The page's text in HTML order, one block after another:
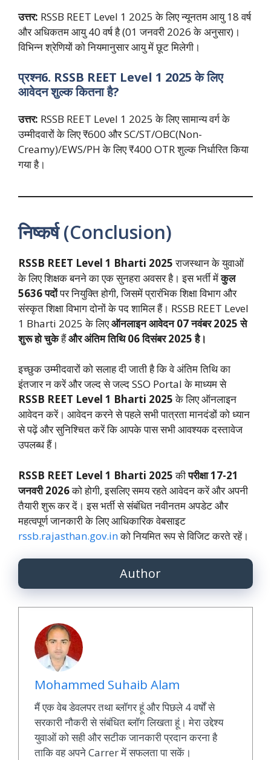
उत्तर: RSSB REET Level 1 2025 के लिए न्यूनतम आयु 18 वर्ष
और अधिकतम आयु 40 वर्ष है (01 जनवरी 2026 के अनुसार)।
विभिन्न श्रेणियों को नियमानुसार आयु में छूट मिलेगी।
प्रश्न6. RSSB REET Level 1 2025 के लिए
आवेदन शुल्क कितना है?
उत्तर: RSSB REET Level 1 2025 के लिए सामान्य वर्ग के
उम्मीदवारों के लिए ₹600 और SC/ST/OBC(Non-
Creamy)/EWS/PH के लिए ₹400 OTR शुल्क निर्धारित किया
गया है।
निष्कर्ष (Conclusion)
RSSB REET Level 1 Bharti 2025राजस्थान के युवाओं
के लिए शिक्षक बनने का एक सुनहरा अवसर है। इस भर्ती मेंकुल
5636 पदोंपर नियुक्ति होगी, जिसमें प्रारंभिक शिक्षा विभाग और
संस्कृत शिक्षा विभाग दोनों के पद शामिल हैं। RSSB REET Level
1 Bharti 2025 के लिएऑनलाइन आवेदन 07 नवंबर 2025 से
शुरू हो चुकेहैंऔर अंतिम तिथि 06 दिसंबर 2025 है।
इच्छुक उम्मीदवारों को सलाह दी जाती है कि वे अंतिम तिथि का
इंतजार न करें और जल्द से जल्द SSO Portal के माध्यम से
RSSB REET Level 1 Bharti 2025के लिए ऑनलाइन
आवेदन करें। आवेदन करने से पहले सभी पात्रता मानदंडों को ध्यान
से पढ़ें और सुनिश्चित करें कि आपके पास सभी आवश्यक दस्तावेज
उपलब्ध हैं।
RSSB REET Level 1 Bharti 2025कीपरीक्षा 17-21
जनवरी 2026को होगी, इसलिए समय रहते आवेदन करें और अपनी
तैयारी शुरू कर दें। इस भर्ती से संबंधित नवीनतम अपडेट और
महत्वपूर्ण जानकारी के लिए आधिकारिक वेबसाइट
rssb.rajasthan.gov.inको नियमित रूप से विजिट करते रहें।
Author
Mohammed Suhaib Alam
मैं एक वेब डेवलपर तथा ब्लॉगर हूं और पिछले 4 वर्षों से
सरकारी नौकरी से संबंधित ब्लॉग लिखता हूं। मेरा उद्देश्य
युवाओं को सही और सटीक जानकारी प्रदान करना है
ताकि वह अपने Carrer में सफलता पा सकें।